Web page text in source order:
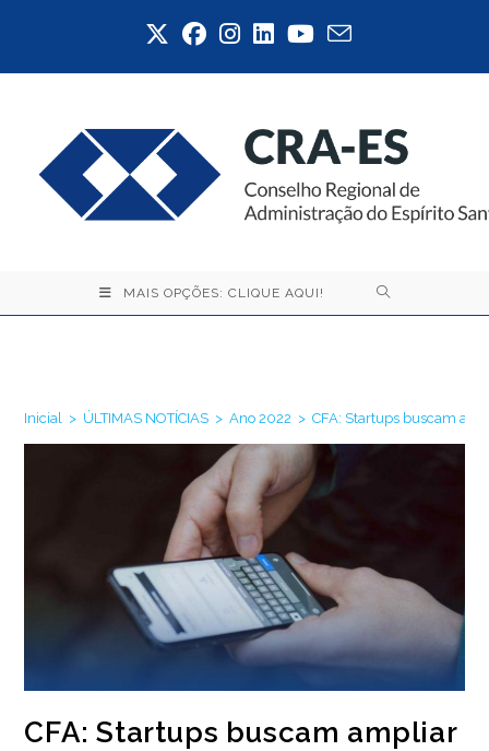
MAIS OPÇÕES: CLIQUE AQUI!
Inicial > ÚLTIMAS NOTÍCIAS > Ano 2022 > CFA: Startups buscam
CFA: Startups buscam ampliar